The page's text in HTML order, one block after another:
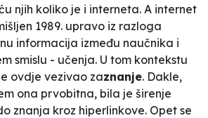
njih koliko je i interneta. A internet
1989. upravo iz razloga
informacija između naučnika i
smislu - učenja. U tom kontekstu
ovdje vezivao zaznanje. Dakle,
ona prvobitna, bila je širenje
znanja kroz hiperlinkove. Opet se